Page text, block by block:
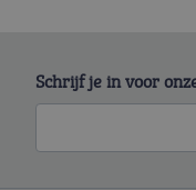
Schrijf je in voor